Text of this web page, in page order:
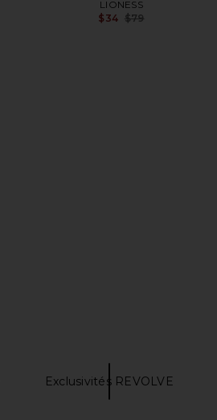
LIONESS
$34 $79
Exclusivités REVOLVE